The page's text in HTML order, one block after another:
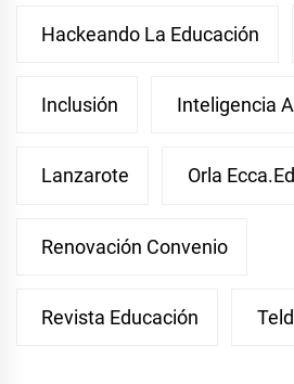
Hackeando La Educación
Inclusión Inteligencia
Lanzarote Orla
Renovación Convenio
Revista Educación